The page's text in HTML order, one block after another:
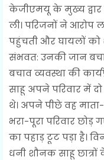
केजीएमयू के मुख्य द्वार
ली। परिजनों ने आरोप
पहुंचती और घायलों को
संभवत: उनकी जान
बचाव व्यवस्था की
साहू अपने परिवार में
थे। अपने पीछे वह माता-
भरा-पूरा परिवार
का पहाड़ टूट पड़ा है।
धनी शौनक साहू